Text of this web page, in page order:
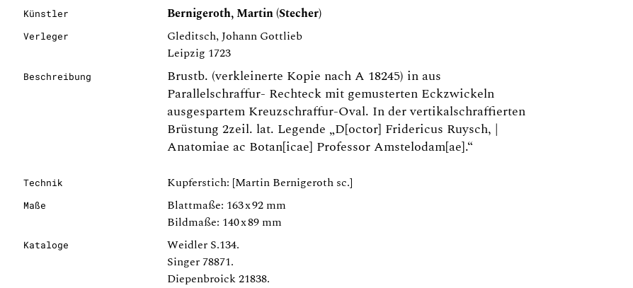
Künstler Bernigeroth, Martin (Stecher)
Verleger
Gleditsch, Johann Gottlieb
Leipzig 1723
Beschreibung
Brustb. (verkleinerte Kopie nach A 18245) in aus
Parallelschraffur- Rechteck mit gemusterten Eckzwickeln
ausgespartem Kreuzschraffur-Oval. In der vertikalschraffierten
Brüstung 2zeil. lat. Legende „D[octor] Fridericus Ruysch, |
Anatomiae ac Botan[icae] Professor Amstelodam[ae].“
Technik Kupferstich: [Martin Bernigeroth sc.]
Maße
Blattmaße: 163 x 92 mm
Bildmaße: 140 x 89 mm
Kataloge
Weidler S.134.
Singer 78871.
Diepenbroick 21838.